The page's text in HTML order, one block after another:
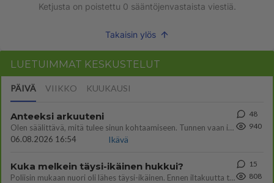
Ketjusta on poistettu 0 sääntöjenvastaista viestiä.
Takaisin ylös
LUETUIMMAT KESKUSTELUT
PÄIVÄ VIIKKO KUUKAUSI
Anteeksi arkuuteni
Olen säälittävä, mitä tulee sinun kohtaamiseen. Tunnen vaan itseni todella epävarmaksi sun kanssa. Jos minun olisi pitän
06.08.2026 16:54
Ikävä
48
940
Kuka melkein täysi-ikäinen hukkui?
Poliisin mukaan nuori oli lähes täysi-ikäinen. Ennen iltakuutta tulleen ilmoituksen mukaan ihminen oli joutunut mahdoll
15
808